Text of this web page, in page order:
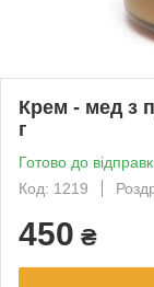
Крем - мед з
г
Готово до
Код: 1219
450 ₴